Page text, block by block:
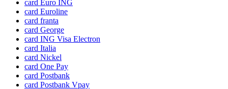
card Euro ING
card Euroline
card franta
card George
card ING Visa Electron
card Italia
card Nickel
card One Pay
card Postbank
card Postbank Vpay